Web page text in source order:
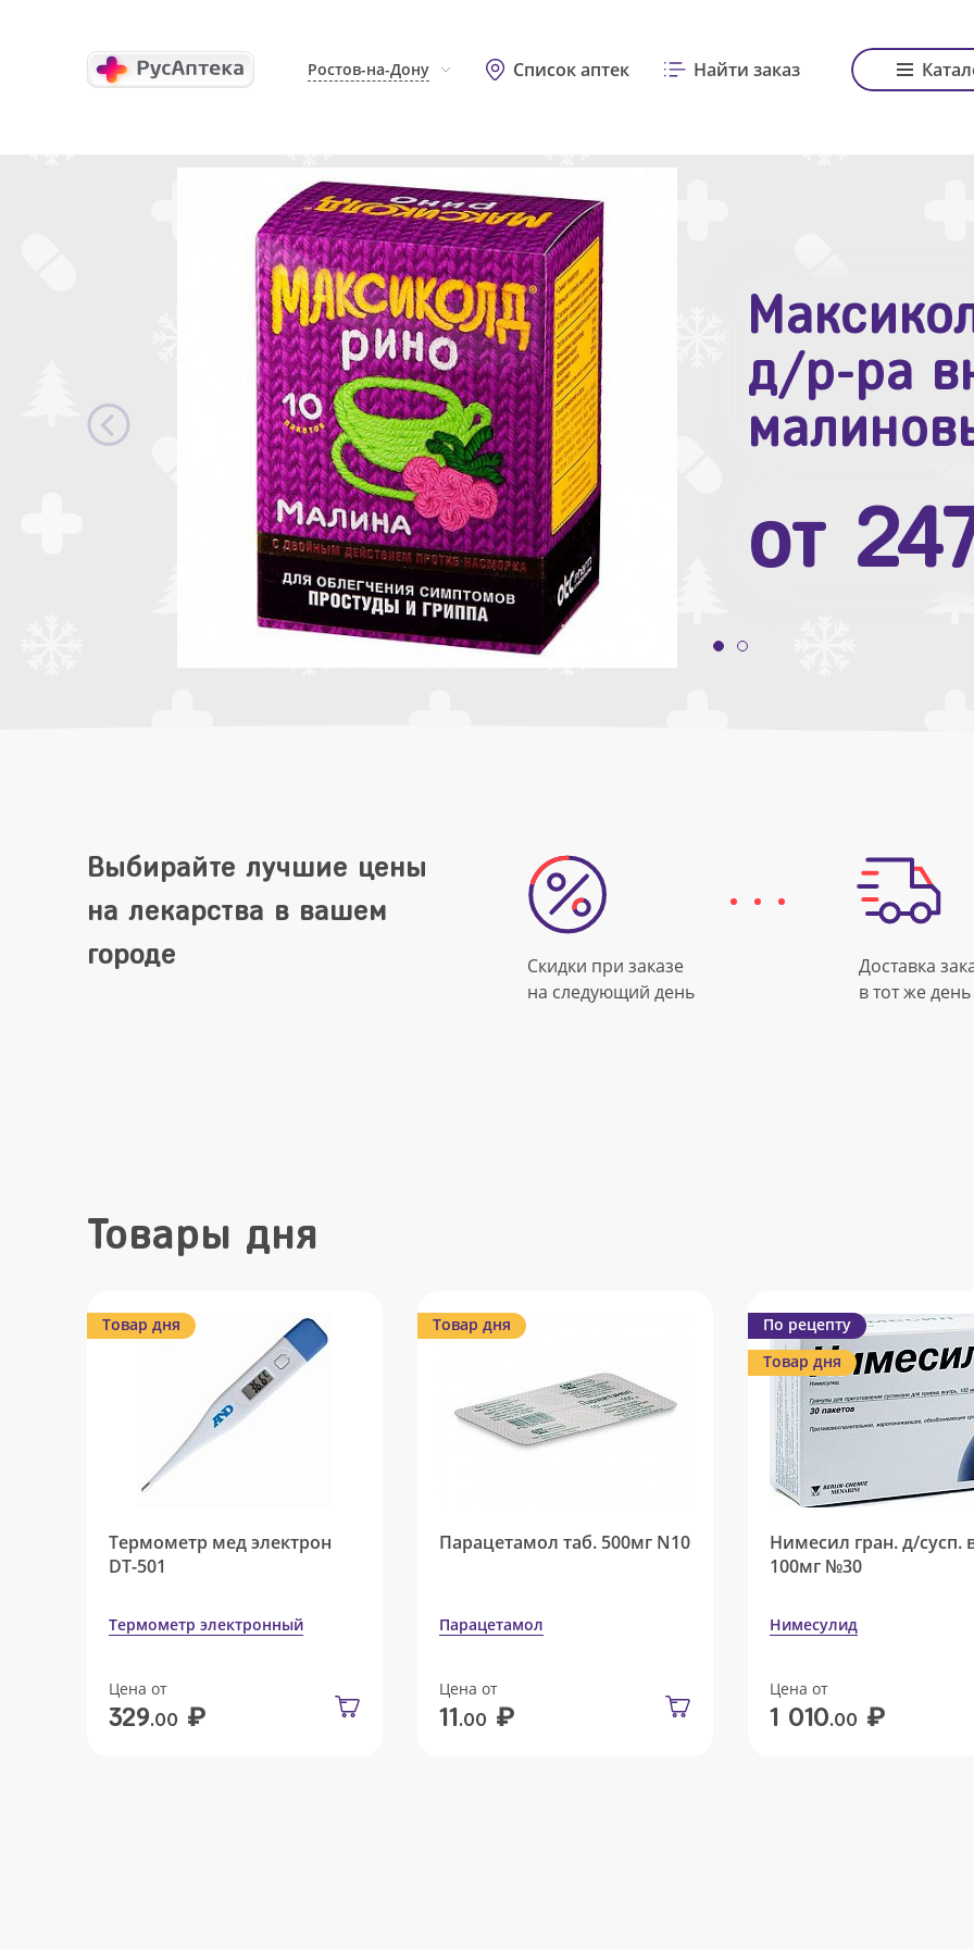
Ростов-на-Дону Список аптек Найти заказ
д/р-ра
от
Зодак
№10
от
Выбирайте лучшие цены
на лекарства в вашем
городе
Скидки при заказе
на следующий день
Доставка
в тот же день
Товары дня
Товар дня
Термометр мед электрон
DT-501
Термометр электронный
Цена от
329.00 ₽
Товар дня
Парацетамол таб. 500мг N10
Парацетамол
Цена от
11.00 ₽
По рецепту
Товар дня
Нимесил гран. д/сусп.
100мг №30
Нимесулид
Цена от
1 010.00 ₽